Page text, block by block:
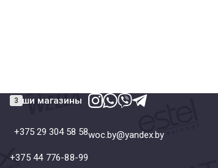
Наши магазины
+375 29 304 58 58
+375 44 776-88-99
woc.by@yandex.by